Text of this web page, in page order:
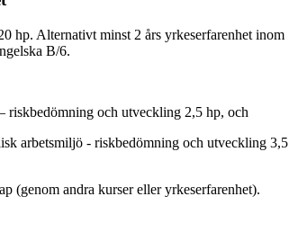
hp. Alternativt minst 2 års yrkeserfarenhet inom
B/6.
riskbedömning och utveckling 2,5 hp, och
arbetsmiljö - riskbedömning och utveckling 3,5
(genom andra kurser eller yrkeserfarenhet).